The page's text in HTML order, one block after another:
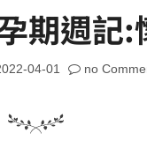
期週記
04-01 no